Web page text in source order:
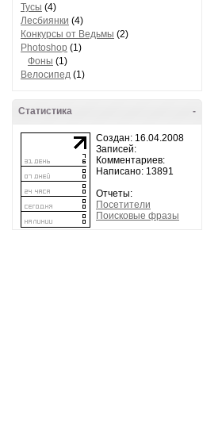
Тусы (4)
Лесбиянки (4)
Конкурсы от Ведьмы (2)
Photoshop (1)
Фоны (1)
Велосипед (1)
-
Статистика
Создан: 16.04.2008
Записей:
Комментариев:
Написано: 13891
Отчеты:
Посетители
Поисковые фразы